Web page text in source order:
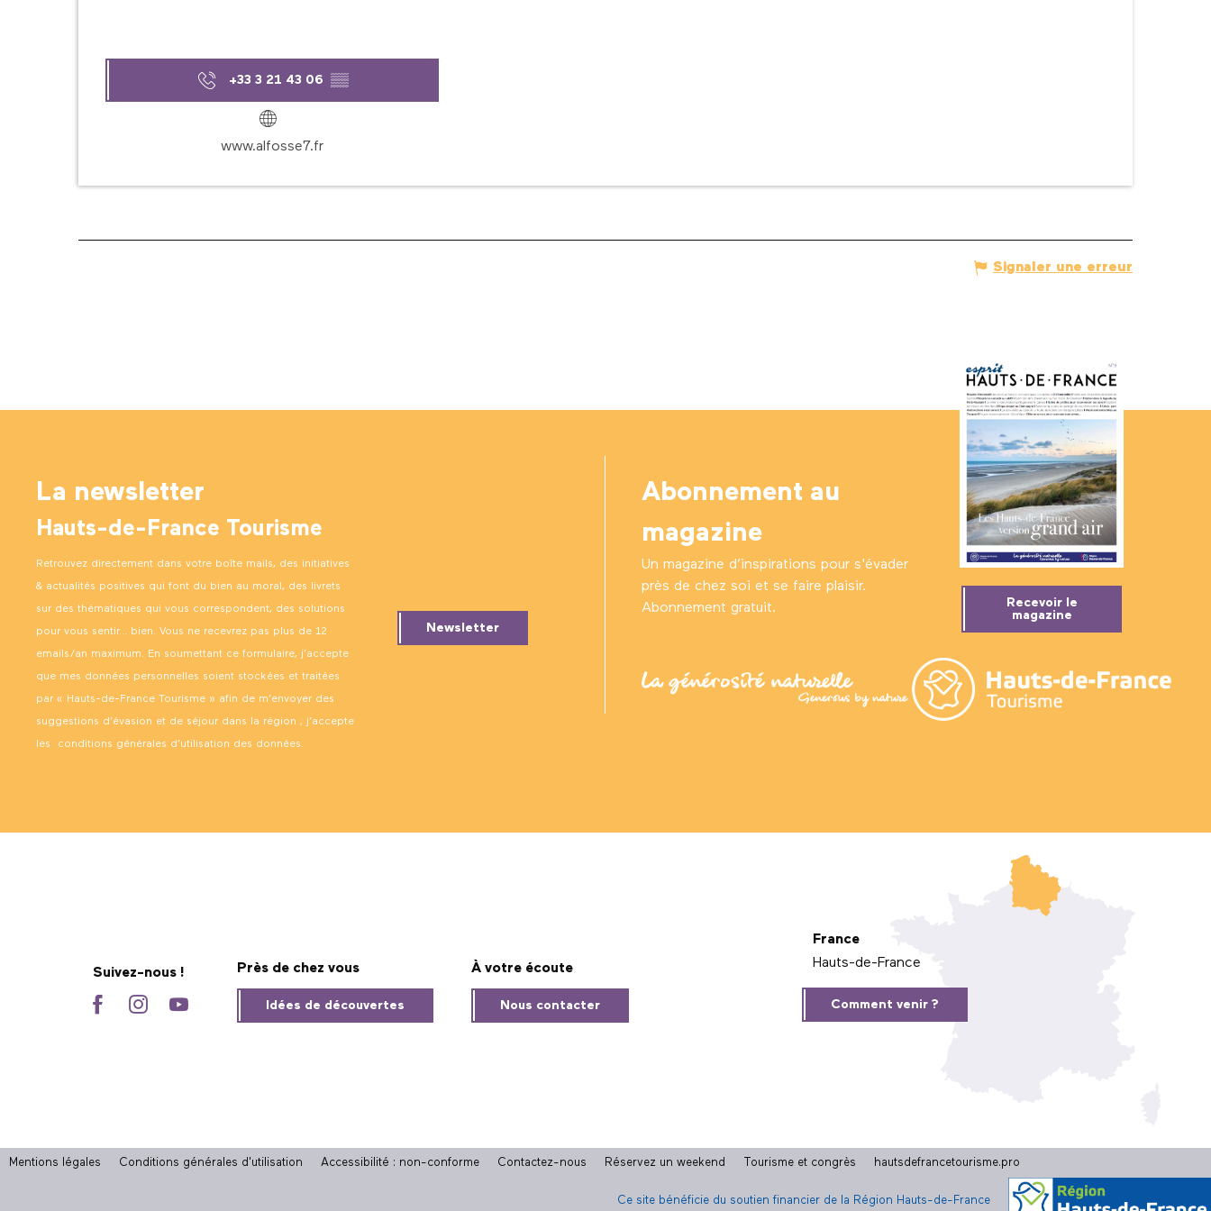
+33 3 21 43 06 ▒▒
www.alfosse7.fr
Signaler une erreur
La newsletter
Hauts-de-France Tourisme
Retrouvez directement dans votre boîte mails, des initiatives
& actualités positives qui font du bien au moral, des livrets
sur des thématiques qui vous correspondent, des solutions
pour vous sentir… bien. Vous ne recevrez pas plus de 12
emails/an maximum. En soumettant ce formulaire, j’accepte
que mes données personnelles soient stockées et traitées
par « Hauts-de-France Tourisme » afin de m’envoyer des
suggestions d’évasion et de séjour dans la région ; j’accepte
les conditions générales d’utilisation des données.
Newsletter
Abonnement au
magazine
Un magazine d’inspirations pour s'évader
près de chez soi et se faire plaisir.
Abonnement gratuit.
Recevoir le
magazine
Suivez-nous ! Près de chez vous
Idées de découvertes
À votre écoute
Nous contacter
France
Hauts-de-France
Comment venir ?
Mentions légales Conditions générales d'utilisation Accessibilité : non-conforme Contactez-nous Réservez un weekend Tourisme et congrès hautsdefrancetourisme.pro
Ce site bénéficie du soutien financier de la Région Hauts-de-France